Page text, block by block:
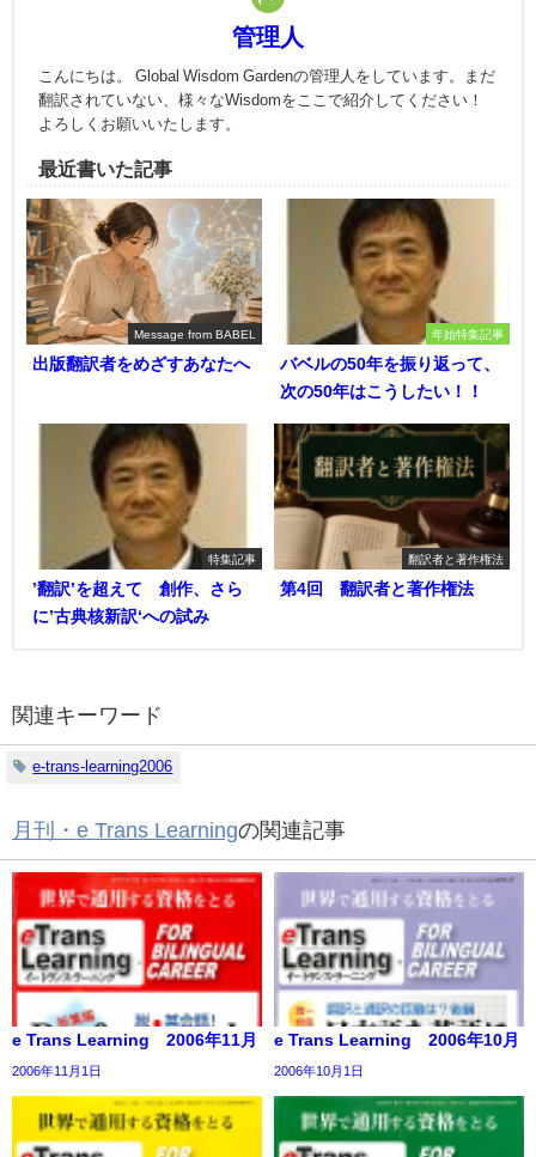
管理人
こんにちは。 Global Wisdom Gardenの管理人をしています。まだ
翻訳されていない、様々なWisdomをここで紹介してください！
よろしくお願いいたします。
最近書いた記事
Message from BABEL
出版翻訳者をめざすあなたへ
年始特集記事
バベルの50年を振り返って、
次の50年はこうしたい！！
特集記事
’翻訳’を超えて 創作、さら
に’古典核新訳‘への試み
翻訳者と著作権法
第4回 翻訳者と著作権法
関連キーワード
e-trans-learning2006
月刊・e Trans Learningの関連記事
e Trans Learning 2006年11月
2006年11月1日
e Trans Learning 2006年10月
2006年10月1日